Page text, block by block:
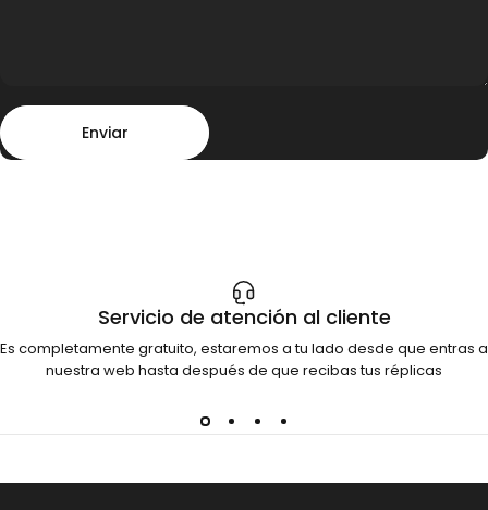
Enviar
Enviar
Servicio de atención al cliente
Es completamente gratuito, estaremos a tu lado desde que entras a
nuestra web hasta después de que recibas tus réplicas